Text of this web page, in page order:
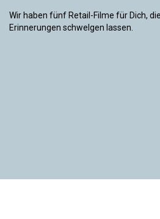
Wir haben fünf Retail-Filme für Dich,
Erinnerungen schwelgen lassen.